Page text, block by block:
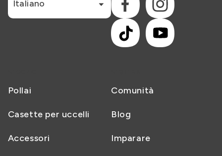
Pollai
Casette per uccelli
Accessori
Comunità
Blog
Imparare
Italiano
Facebook Instagram
TikTok YouTube